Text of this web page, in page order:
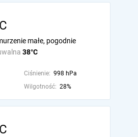
38°C
małe, pogodnie
Ciśnienie: 998 hPa
Wilgotność: 28%